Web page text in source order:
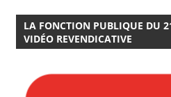
LA FONCTION PUBLIQUE DU
VIDÉO REVENDICATIVE